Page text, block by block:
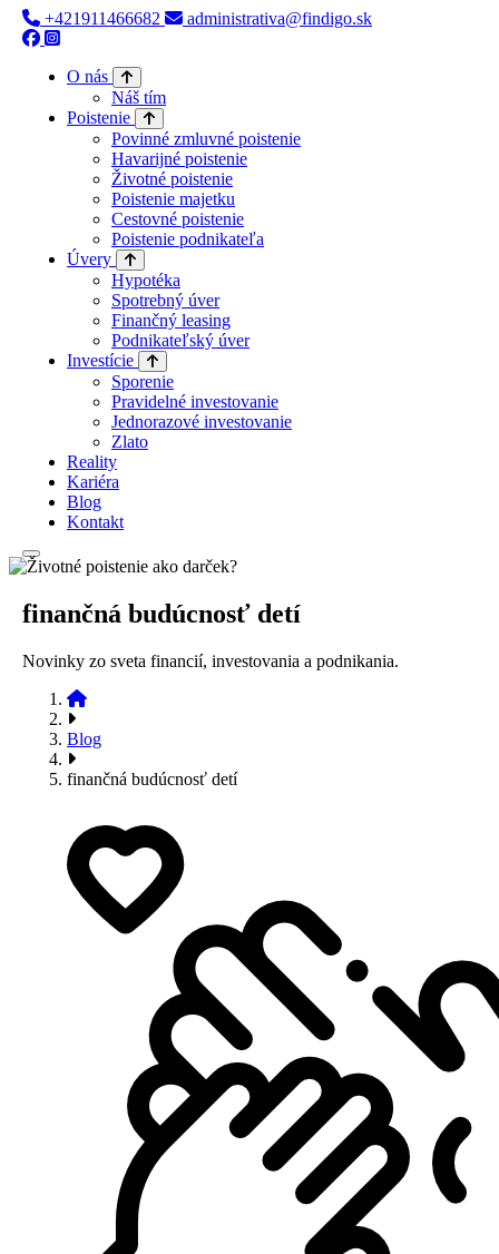
+421911466682 administrativa@findigo.sk
O nás
Náš tím
Poistenie
Povinné zmluvné poistenie
Havarijné poistenie
Životné poistenie
Poistenie majetku
Cestovné poistenie
Poistenie podnikateľa
Úvery
Hypotéka
Spotrebný úver
Finančný leasing
Podnikateľský úver
Investície
Sporenie
Pravidelné investovanie
Jednorazové investovanie
Zlato
Reality
Kariéra
Blog
Kontakt
finančná budúcnosť detí
Novinky zo sveta financií, investovania a podnikania.
Blog
finančná budúcnosť detí